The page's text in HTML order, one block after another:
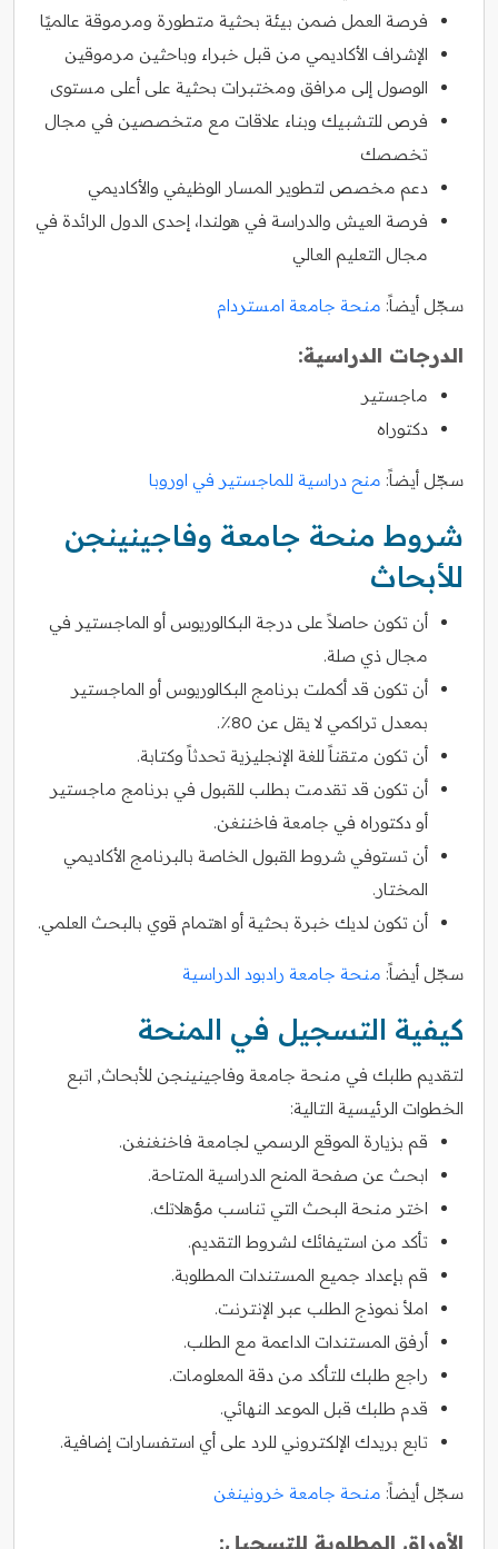
فرصة العمل ضمن بيئة بحثية متطورة ومرموقة عالميًا
الإشراف الأكاديمي من قبل خبراء وباحثين مرموقين
الوصول إلى مرافق ومختبرات بحثية على أعلى مستوى
فرص للتشبيك وبناء علاقات مع متخصصين في مجال
تخصصك
دعم مخصص لتطوير المسار الوظيفي والأكاديمي
فرصة العيش والدراسة في هولندا، إحدى الدول الرائدة في
مجال التعليم العالي
سجّل أيضاً: منحة جامعة امستردام
الدرجات الدراسية:
ماجستير
دكتوراه
سجّل أيضاً: منح دراسية للماجستير في اوروبا
شروط منحة جامعة وفاجينينجن
للأبحاث
أن تكون حاصلاً على درجة البكالوريوس أو الماجستير في
مجال ذي صلة.
أن تكون قد أكملت برنامج البكالوريوس أو الماجستير
بمعدل تراكمي لا يقل عن 80٪.
أن تكون متقناً للغة الإنجليزية تحدثاً وكتابة.
أن تكون قد تقدمت بطلب للقبول في برنامج ماجستير
أو دكتوراه في جامعة فاخننغن.
أن تستوفي شروط القبول الخاصة بالبرنامج الأكاديمي
المختار.
أن تكون لديك خبرة بحثية أو اهتمام قوي بالبحث العلمي.
سجّل أيضاً: منحة جامعة رادبود الدراسية
كيفية التسجيل في المنحة
لتقديم طلبك في منحة جامعة وفاجينينجن للأبحاث, اتبع
الخطوات الرئيسية التالية:
قم بزيارة الموقع الرسمي لجامعة فاخنغنغن.
ابحث عن صفحة المنح الدراسية المتاحة.
اختر منحة البحث التي تناسب مؤهلاتك.
تأكد من استيفائك لشروط التقديم.
قم بإعداد جميع المستندات المطلوبة.
املأ نموذج الطلب عبر الإنترنت.
أرفق المستندات الداعمة مع الطلب.
راجع طلبك للتأكد من دقة المعلومات.
قدم طلبك قبل الموعد النهائي.
تابع بريدك الإلكتروني للرد على أي استفسارات إضافية.
سجّل أيضاً: منحة جامعة خرونينغن
الأوراق المطلوبة للتسجيل: